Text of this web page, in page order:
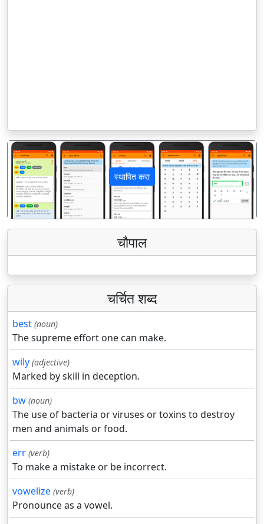
स्थापित करा
पिछला अगला
चौपाल
चर्चित शब्द
best (noun)
The supreme effort one can make.
wily (adjective)
Marked by skill in deception.
bw (noun)
The use of bacteria or viruses or toxins to destroy
men and animals or food.
err (verb)
To make a mistake or be incorrect.
vowelize (verb)
Pronounce as a vowel.